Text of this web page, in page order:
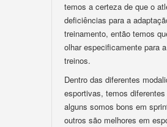
temos a certeza de que o
deficiências para a
treinamento, então temos
olhar especificamente para
treinos.
Dentro das diferentes
esportivas, temos
alguns somos bons em
outros são melhores em